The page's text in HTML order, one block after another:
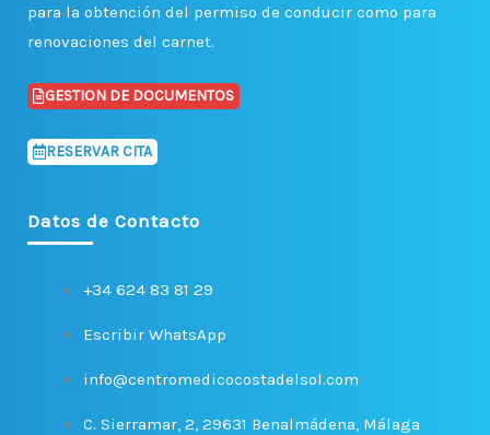
para la obtención del permiso de conducir como para
renovaciones del carnet.
GESTION DE DOCUMENTOS
RESERVAR CITA
Datos de Contacto
+34 624 83 81 29
Escribir WhatsApp
info@centromedicocostadelsol.com
C. Sierramar, 2, 29631 Benalmádena, Málaga